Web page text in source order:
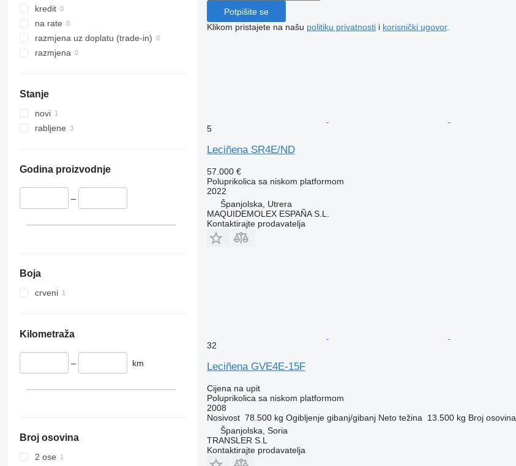
kredit
na rate
razmjena uz doplatu (trade-in)
razmjena
Stanje
novi
rabljene
Godina proizvodnje
–
Boja
crveni
Kilometraža
– km
Broj osovina
2 ose
Potpišite se
Klikom pristajete na našu politiku privatnostii korisnički ugovor.
5
Leciñena SR4E/ND
57.000 €
Poluprikolica sa niskom platformom
2022
Španjolska, Utrera
MAQUIDEMOLEX ESPAÑA S.L.
Kontaktirajte prodavatelja
32
Leciñena GVE4E-15F
Cijena na upit
Poluprikolica sa niskom platformom
2008
Nosivost 78.500 kg Ogibljenje gibanj/gibanj Neto težina 13.500 kg Broj osovina
Španjolska, Soria
TRANSLER S.L
Kontaktirajte prodavatelja